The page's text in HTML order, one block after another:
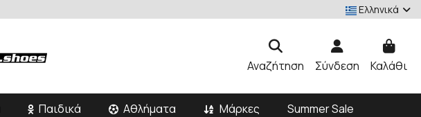
Ελληνικά
Αναζήτηση Σύνδεση Καλάθι
Παιδικά Αθλήματα Μάρκες Summer Sale